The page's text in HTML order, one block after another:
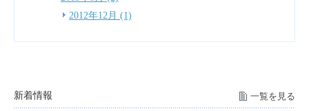
新着情報 一覧を見る
2012年12月 (1)